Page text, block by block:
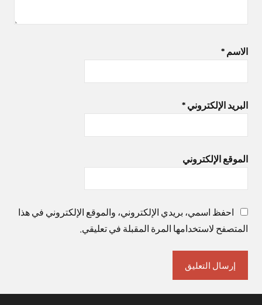
الاسم *
البريد الإلكتروني *
الموقع الإلكتروني
احفظ اسمي، بريدي الإلكتروني، والموقع الإلكتروني في هذا
المتصفح لاستخدامها المرة المقبلة في تعليقي.